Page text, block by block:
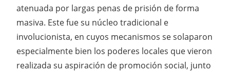
atenuada por largas penas de prisión de forma
masiva. Este fue su núcleo tradicional e
involucionista, en cuyos mecanismos se solaparon
especialmente bien los poderes locales que vieron
realizada su aspiración de promoción social, junto